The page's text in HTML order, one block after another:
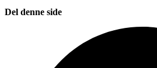
Del denne side